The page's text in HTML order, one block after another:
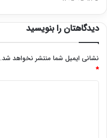
دیدگاهتان را بنویسید
نشانی ایمیل شما منتشر نخواهد شد.
*